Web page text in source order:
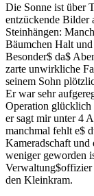
Die Sonne ist über
entzückende Bilder
Steinhängen:
Bäumchen Halt
Besonder$ da$
zarte unwirkliche
seinem Sohn
Er war sehr
Operation glücklich
er sagt mir unter 4
manchmal fehlt e$
Kameradschaft
weniger geworden
Verwaltung$offizier
den Kleinkram.